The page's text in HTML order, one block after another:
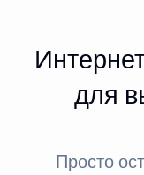
для
Просто